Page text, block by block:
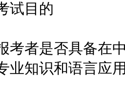
目的
者是否具备在中
业知识和语言应